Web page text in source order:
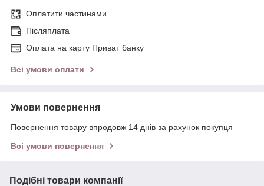
Оплатити частинами
Післяплата
Оплата на карту Приват банку
Всі умови оплати
Умови повернення
Повернення товару впродовж 14 днів за рахунок покупця
Всі умови повернення
Подібні товари компанії